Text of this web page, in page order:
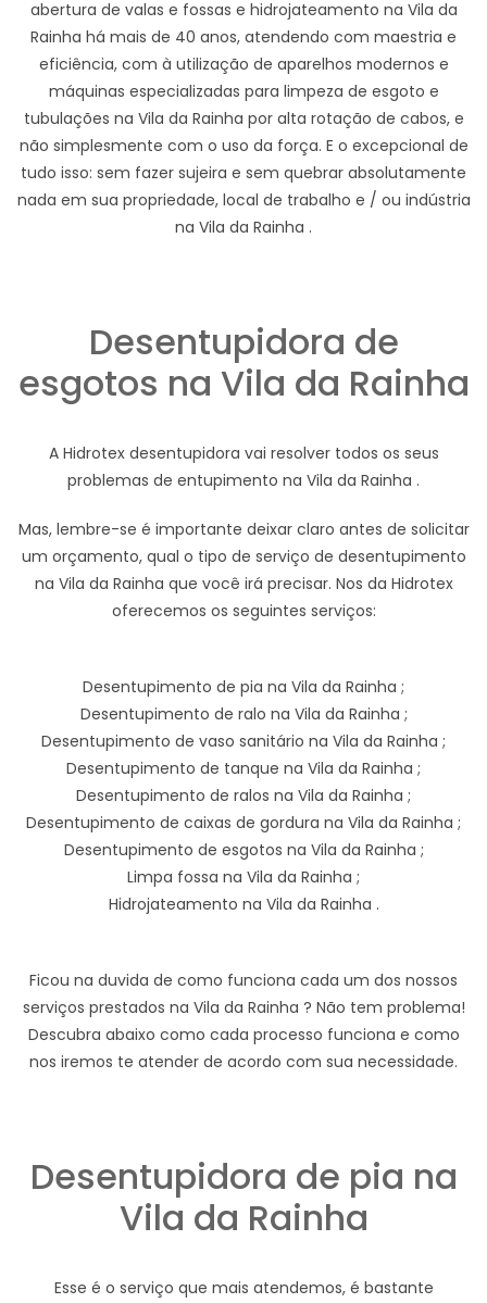
abertura de valas e fossas e hidrojateamento na Vila da
Rainha há mais de 40 anos, atendendo com maestria e
eficiência, com à utilização de aparelhos modernos e
máquinas especializadas para limpeza de esgoto e
tubulações na Vila da Rainha por alta rotação de cabos, e
não simplesmente com o uso da força. E o excepcional de
tudo isso: sem fazer sujeira e sem quebrar absolutamente
nada em sua propriedade, local de trabalho e / ou indústria
na Vila da Rainha .
Desentupidora de
esgotos na Vila da Rainha
A Hidrotex desentupidora vai resolver todos os seus
problemas de entupimento na Vila da Rainha .
Mas, lembre-se é importante deixar claro antes de solicitar
um orçamento, qual o tipo de serviço de desentupimento
na Vila da Rainha que você irá precisar. Nos da Hidrotex
oferecemos os seguintes serviços:
Desentupimento de pia na Vila da Rainha ;
Desentupimento de ralo na Vila da Rainha ;
Desentupimento de vaso sanitário na Vila da Rainha ;
Desentupimento de tanque na Vila da Rainha ;
Desentupimento de ralos na Vila da Rainha ;
Desentupimento de caixas de gordura na Vila da Rainha ;
Desentupimento de esgotos na Vila da Rainha ;
Limpa fossa na Vila da Rainha ;
Hidrojateamento na Vila da Rainha .
Ficou na duvida de como funciona cada um dos nossos
serviços prestados na Vila da Rainha ? Não tem problema!
Descubra abaixo como cada processo funciona e como
nos iremos te atender de acordo com sua necessidade.
Desentupidora de pia na
Vila da Rainha
Esse é o serviço que mais atendemos, é bastante